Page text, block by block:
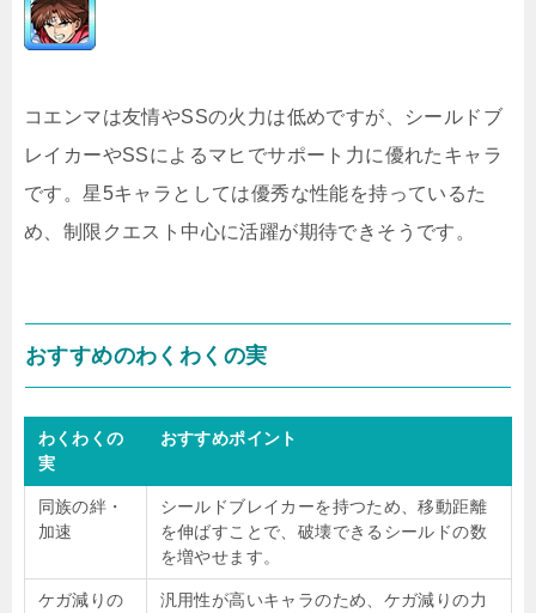
コエンマは友情やSSの火力は低めですが、シールドブ
レイカーやSSによるマヒでサポート力に優れたキャラ
です。星5キャラとしては優秀な性能を持っているた
め、制限クエスト中心に活躍が期待できそうです。
おすすめのわくわくの実
わくわくの
実
おすすめポイント
同族の絆・
加速
シールドブレイカーを持つため、移動距離
を伸ばすことで、破壊できるシールドの数
を増やせます。
ケガ減りの
汎用性が高いキャラのため、ケガ減りの力